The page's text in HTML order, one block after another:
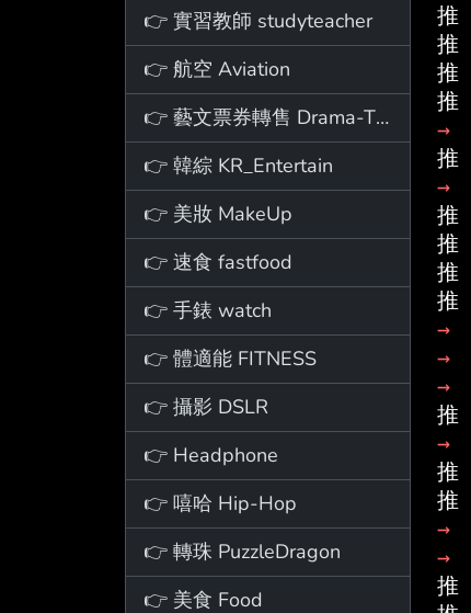
👉 實習教師 studyteacher
👉 航空 Aviation
👉 藝文票券轉售 Drama-Ticket
👉 韓綜 KR_Entertain
👉 美妝 MakeUp
👉 速食 fastfood
👉 手錶 watch
👉 體適能 FITNESS
👉 攝影 DSLR
👉 Headphone
👉 嘻哈 Hip-Hop
👉 轉珠 PuzzleDragon
👉 美食 Food
推
推
推
推
→
推
→
推
推
推
推
→
→
→
推
→
推
推
→
→
推